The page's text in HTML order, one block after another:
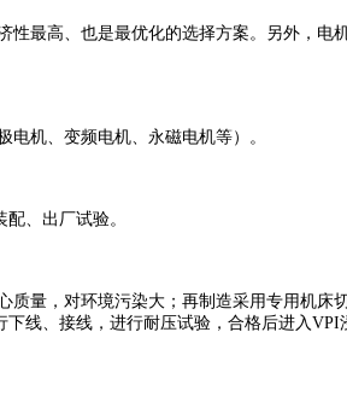
性最高、也是最优化的选择方案。另外，电
机、变频电机、永磁电机等）。
、出厂试验。
量，对环境污染大；再制造采用专用机床
线、接线，进行耐压试验，合格后进入